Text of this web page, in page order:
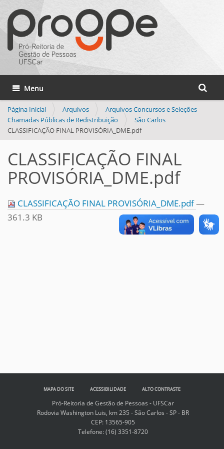
Busca
Busca
Toggle navigation
Página Inicial Arquivos
Arquivos Concursos e Seleções
Chamadas Públicas de Redistribuição
São Carlos
CLASSIFICAÇÃO FINAL PROVISÓRIA_DME.pdf
CLASSIFICAÇÃO FINAL
PROVISÓRIA_DME.pdf
CLASSIFICAÇÃO FINAL PROVISÓRIA_DME.pdf—
361.3 KB
MAPA DO SITE ACESSIBILIDADE ALTO CONTRASTE
Pró-Reitoria de Gestão de Pessoas - UFSCar
Rodovia Washington Luis, km 235 - São Carlos - SP - BR
CEP: 13565-905
Telefone:(16) 3351-8720